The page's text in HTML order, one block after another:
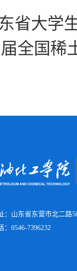
省大学
全国稀
：山东省东营市北二路
：0546-7396232